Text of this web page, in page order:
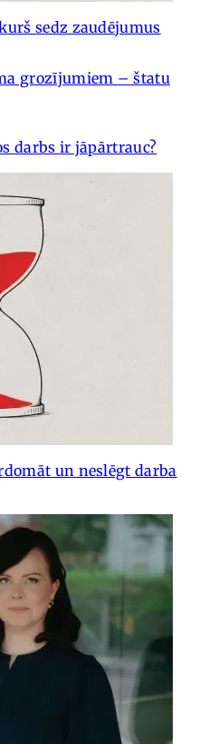
sedz zaudējumus
grozījumiem – štatu
darbs ir jāpārtrauc?
un neslēgt darba